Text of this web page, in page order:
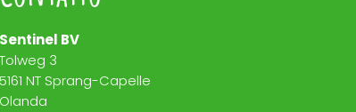
Sentinel BV
Tolweg 3
5161 NT Sprang-Capelle
Olanda